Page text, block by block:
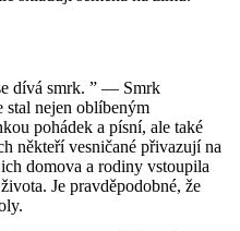
dívá smrk. ” — Smrk
stal nejen oblíbeným
pohádek a písní, ale také
někteří vesničané přivazují na
domova a rodiny vstoupila
Je pravděpodobné, že